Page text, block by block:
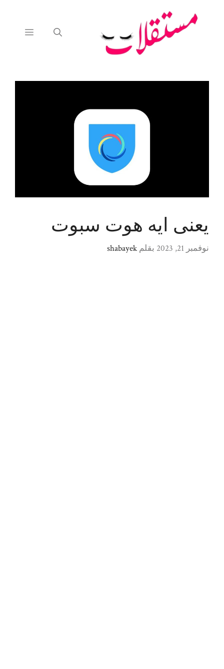
القائمة
يعنى ايه هوت سبوت
نوفمبر 21, 2023 بقلمshabayek